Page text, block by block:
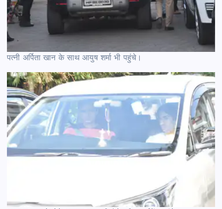
पत्नी अर्पिता खान के साथ आयुष शर्मा भी पहुंचे।